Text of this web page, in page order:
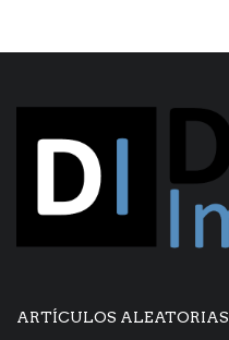
ARTÍCULOS ALEATORIAS